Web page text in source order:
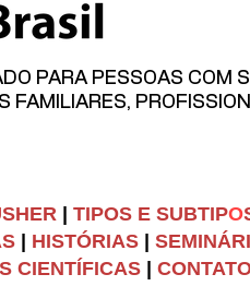
PARA PESSOAS COM
FAMILIARES,
TIPOS E SUBTIPO
HISTÓRIAS|
CIENTÍFICAS
C